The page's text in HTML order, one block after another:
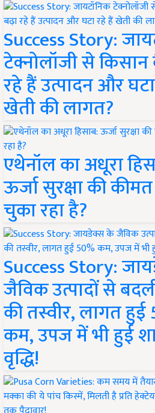
Success Story:
टेक्नोलॉजी से
रहे हैं उत्पादन और
खेती की लागत?
एथेनॉल का अधूरा
ऊर्जा सुरक्षा की
चुका रहा है?
Success Story:
जैविक उत्पादों से
की तस्वीर, लागत हुई
कम, उपज में भी हुई
वृद्धि!